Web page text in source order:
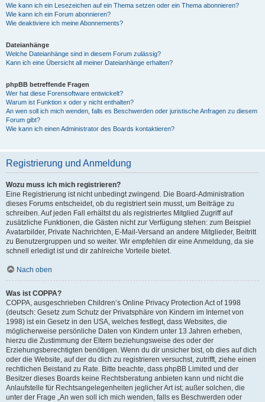
Wie kann ich ein Lesezeichen auf ein Thema setzen oder ein Thema abonnieren?
Wie kann ich ein Forum abonnieren?
Wie deaktiviere ich meine Abonnements?
Dateianhänge
Welche Dateianhänge sind in diesem Forum zulässig?
Kann ich eine Übersicht all meiner Dateianhänge erhalten?
phpBB betreffende Fragen
Wer hat diese Forensoftware entwickelt?
Warum ist Funktion x oder y nicht enthalten?
An wen soll ich mich wenden, falls es Beschwerden oder juristische Anfragen zu diesem
Forum gibt?
Wie kann ich einen Administrator des Boards kontaktieren?
Registrierung und Anmeldung
Wozu muss ich mich registrieren?
Eine Registrierung ist nicht unbedingt zwingend. Die Board-Administration
dieses Forums entscheidet, ob du registriert sein musst, um Beiträge zu
schreiben. Auf jeden Fall erhältst du als registriertes Mitglied Zugriff auf
zusätzliche Funktionen, die Gästen nicht zur Verfügung stehen: zum Beispiel
Avatarbilder, Private Nachrichten, E-Mail-Versand an andere Mitglieder, Beitritt
zu Benutzergruppen und so weiter. Wir empfehlen dir eine Anmeldung, da sie
schnell erledigt ist und dir zahlreiche Vorteile bietet.
Nach oben
Was ist COPPA?
COPPA, ausgeschrieben Children’s Online Privacy Protection Act of 1998
(deutsch: Gesetz zum Schutz der Privatsphäre von Kindern im Internet von
1998) ist ein Gesetz in den USA, welches festlegt, dass Websites, die
möglicherweise persönliche Daten von Kindern unter 13 Jahren erheben,
hierzu die Zustimmung der Eltern beziehungsweise des oder der
Erziehungsberechtigten benötigen. Wenn du dir unsicher bist, ob dies auf dich
oder die Website, auf der du dich zu registrieren versuchst, zutrifft, ziehe einen
rechtlichen Beistand zu Rate. Bitte beachte, dass phpBB Limited und der
Besitzer dieses Boards keine Rechtsberatung anbieten kann und nicht die
Anlaufstelle für Rechtsangelegenheiten jeglicher Art ist; außer solchen, die
unter der Frage „An wen soll ich mich wenden, falls es Beschwerden oder